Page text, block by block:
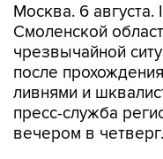
Москва. 6 августа.
Смоленской
чрезвычайной
после
ливнями и
пресс-служба
вечером в четверг.